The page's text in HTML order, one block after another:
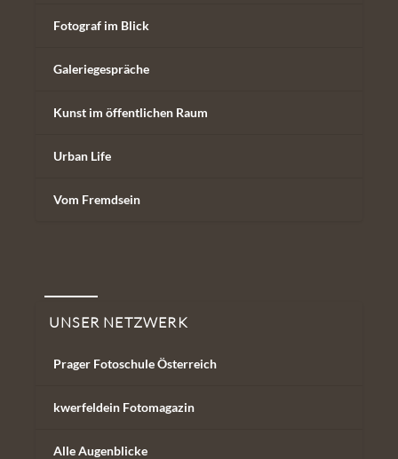
Fotograf im Blick
Galeriegespräche
Kunst im öffentlichen Raum
Urban Life
Vom Fremdsein
Unser Netzwerk
UNSER NETZWERK
Prager Fotoschule Österreich
kwerfeldein Fotomagazin
Alle Augenblicke